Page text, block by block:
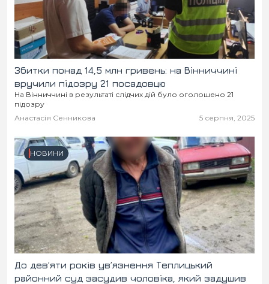
В кулуарах
Місто
Життя
Конфлікти
Спорт
Історія
Спорт
Підписатись на нас у Telegram
Збитки понад 14,5 млн гривень: на Вінниччині
вручили підозру 21 посадовцю
На Вінниччині в результаті слідчих дій було оголошено 21
підозру
Анастасія Сенникова
5 серпня, 2025
НОВИНИ
До дев’яти років ув’язнення Теплицький
районний суд засудив чоловіка, який задушив